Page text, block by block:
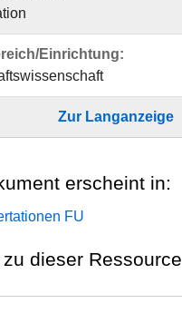
Einrichtung:
Zur Langanzeige
erscheint in:
FU
dieser Ressource